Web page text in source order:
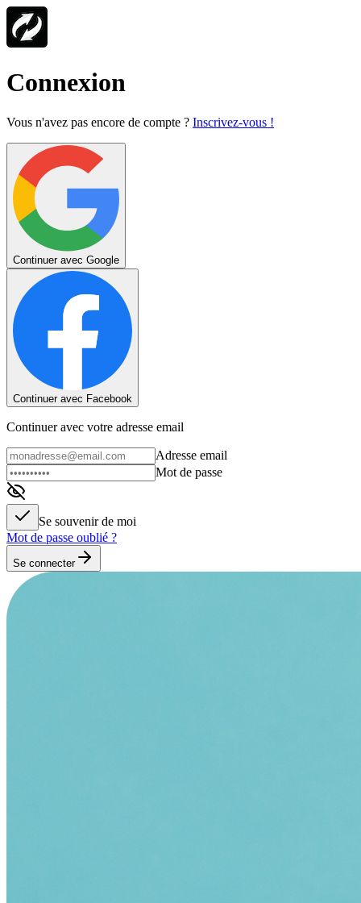
Connexion
Vous n'avez pas encore de compte ? Inscrivez-vous !
Continuer avec Google
Continuer avec Facebook
Continuer avec votre adresse email
Adresse email
Mot de passe
Se souvenir de moi
Mot de passe oublié ?
Se connecter